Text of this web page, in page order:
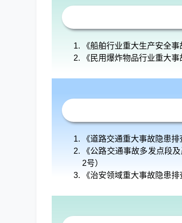
《船舶行业重大生产安全
《民用爆炸物品行业重大
《道路交通重大事故隐患
《公路交通事故多发点段
2号）
《治安领域重大事故隐患排